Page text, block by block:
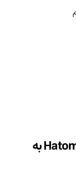
خرید ارز هتوم + قیمت لحظه ای Hatom به